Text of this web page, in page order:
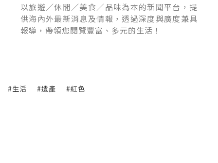
以旅遊／休閒／美食／品味為本的新聞平台，提
供海內外最新消息及情報，透過深度與廣度兼具
報導，帶領您閱覽豐富、多元的生活！
#生活 #遺產 #紅色